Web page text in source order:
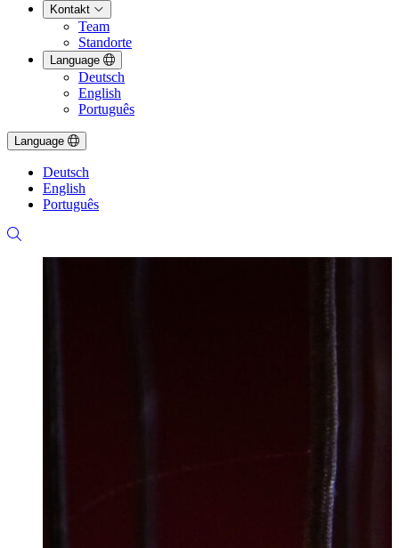
Kontakt
Team
Standorte
Language
Deutsch
English
Português
Language
Deutsch
English
Português